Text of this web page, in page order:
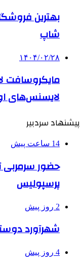
بهترین
شاپ
۱۴۰۴/۰۲/۲۸
مایکروسافت
لایسنس‌های
پیشنهاد سردبیر
14 ساعت پیش
حضور سرمربی
پرسپولیس
2 روز پیش
شهرآورد
4 روز پیش